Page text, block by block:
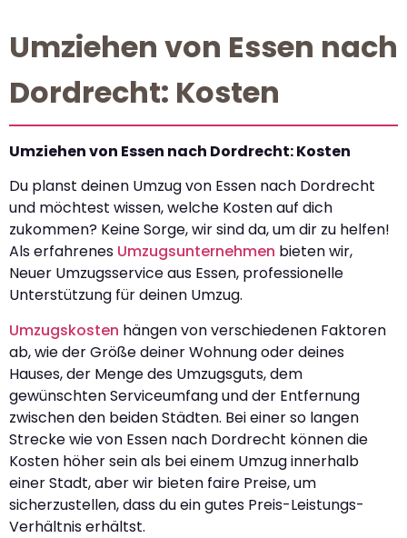
Umziehen von Essen nach
Dordrecht: Kosten
Umziehen von Essen nach Dordrecht: Kosten
Du planst deinen Umzug von Essen nach Dordrecht
und möchtest wissen, welche Kosten auf dich
zukommen? Keine Sorge, wir sind da, um dir zu helfen!
Als erfahrenes Umzugsunternehmen bieten wir,
Neuer Umzugsservice aus Essen, professionelle
Unterstützung für deinen Umzug.
Umzugskosten hängen von verschiedenen Faktoren
ab, wie der Größe deiner Wohnung oder deines
Hauses, der Menge des Umzugsguts, dem
gewünschten Serviceumfang und der Entfernung
zwischen den beiden Städten. Bei einer so langen
Strecke wie von Essen nach Dordrecht können die
Kosten höher sein als bei einem Umzug innerhalb
einer Stadt, aber wir bieten faire Preise, um
sicherzustellen, dass du ein gutes Preis-Leistungs-
Verhältnis erhältst.